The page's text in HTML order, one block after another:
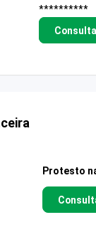
**********
Protesto